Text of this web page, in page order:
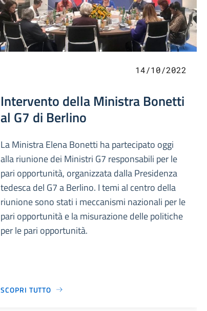
14/10/2022
Intervento della Ministra Bonetti
al G7 di Berlino
La Ministra Elena Bonetti ha partecipato oggi
alla riunione dei Ministri G7 responsabili per le
pari opportunità, organizzata dalla Presidenza
tedesca del G7 a Berlino. I temi al centro della
riunione sono stati i meccanismi nazionali per le
pari opportunità e la misurazione delle politiche
per le pari opportunità.
SCOPRI TUTTO